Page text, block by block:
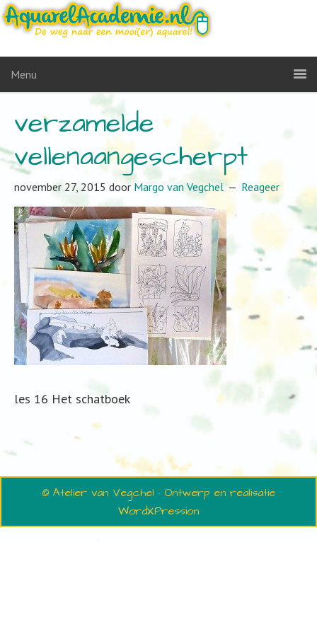
Menu
verzamelde
vellenaangescherpt
november 27, 2015 door Margo van Vegchel Reageer
les 16 Het schatboek
© Atelier van Vegchel · Ontwerp en realisatie
WordXPression